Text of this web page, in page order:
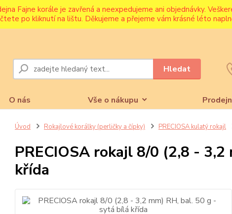
Fajne korále je zavřená a neexpedujeme ani objednávky.
po kliknutí na lištu. Děkujeme a přejeme vám krásné léto
O nás Vše o nákupu
Hledat
Úvod Rokajlové korálky (perličky a čípky) PRECIOSA kulatý rokajl
PRECIOSA rokajl 8/0 (2,8 -
křída